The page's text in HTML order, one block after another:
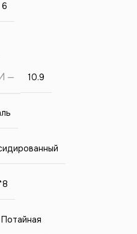
6
10.9
Потайная